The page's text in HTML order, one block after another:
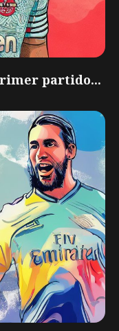
partido...